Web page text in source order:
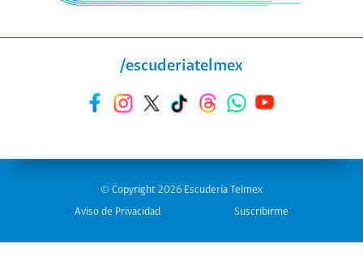
/escuderiatelmex
© Copyright 2026 Escudería Telmex
Aviso de Privacidad Suscribirme